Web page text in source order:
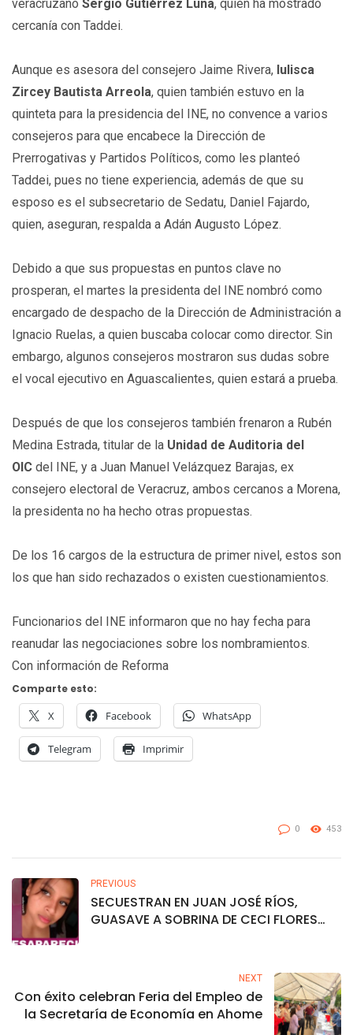
veracruzano Sergio Gutiérrez Luna, quien ha mostrado
cercanía con Taddei.
Aunque es asesora del consejero Jaime Rivera, Iulisca
Zircey Bautista Arreola, quien también estuvo en la
quinteta para la presidencia del INE, no convence a varios
consejeros para que encabece la Dirección de
Prerrogativas y Partidos Políticos, como les planteó
Taddei, pues no tiene experiencia, además de que su
esposo es el subsecretario de Sedatu, Daniel Fajardo,
quien, aseguran, respalda a Adán Augusto López.
Debido a que sus propuestas en puntos clave no
prosperan, el martes la presidenta del INE nombró como
encargado de despacho de la Dirección de Administración a
Ignacio Ruelas, a quien buscaba colocar como director. Sin
embargo, algunos consejeros mostraron sus dudas sobre
el vocal ejecutivo en Aguascalientes, quien estará a prueba.
Después de que los consejeros también frenaron a Rubén
Medina Estrada, titular de la Unidad de Auditoria del
OIC del INE, y a Juan Manuel Velázquez Barajas, ex
consejero electoral de Veracruz, ambos cercanos a Morena,
la presidenta no ha hecho otras propuestas.
De los 16 cargos de la estructura de primer nivel, estos son
los que han sido rechazados o existen cuestionamientos.
Funcionarios del INE informaron que no hay fecha para
reanudar las negociaciones sobre los nombramientos.
Con información de Reforma
Comparte esto:
X Facebook WhatsApp
Telegram Imprimir
0 453
PREVIOUS
SECUESTRAN EN JUAN JOSÉ RÍOS,
GUASAVE A SOBRINA DE CECI FLORES
NEXT
Con éxito celebran Feria del Empleo de
la Secretaría de Economía en Ahome